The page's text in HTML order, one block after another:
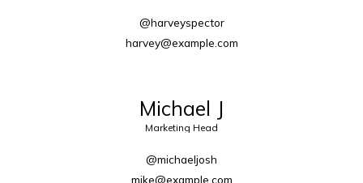
@harveyspector
harvey@example.com
Michael J
Marketing Head
@michaeljosh
mike@example.com